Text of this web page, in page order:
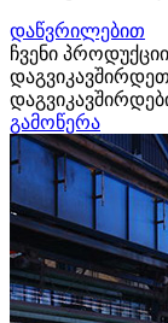
დაწვრილებით
ჩვენი
გამოწერა